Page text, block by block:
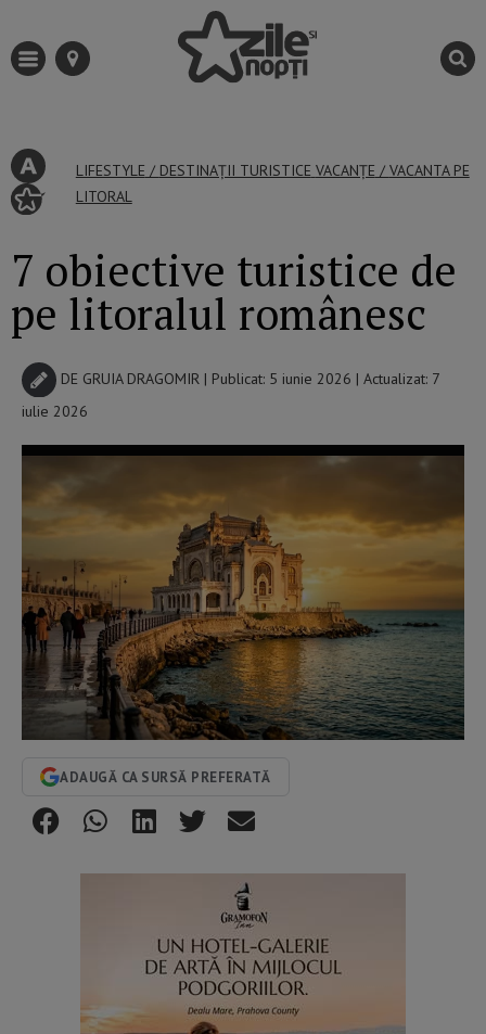
LIFESTYLE / DESTINAȚII TURISTICE VACANȚE / VACANTA PE
LITORAL
7 obiective turistice de
pe litoralul românesc
DE GRUIA DRAGOMIR | Publicat: 5 iunie 2026 | Actualizat: 7
iulie 2026
ADAUGĂ CA SURSĂ PREFERATĂ